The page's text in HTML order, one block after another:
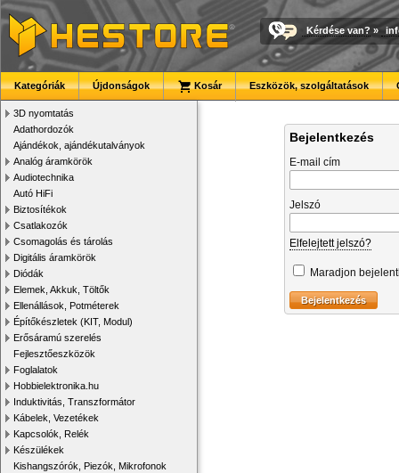
Kérdése van? »
Kategóriák Újdonságok Kosár Eszközök, szolgáltatások
3D nyomtatás
Adathordozók
Ajándékok, ajándékutalványok
Analóg áramkörök
Audiotechnika
Autó HiFi
Biztosítékok
Csatlakozók
Csomagolás és tárolás
Digitális áramkörök
Diódák
Elemek, Akkuk, Töltők
Ellenállások, Potméterek
Építőkészletek (KIT, Modul)
Erősáramú szerelés
Fejlesztőeszközök
Foglalatok
Hobbielektronika.hu
Induktivitás, Transzformátor
Kábelek, Vezetékek
Kapcsolók, Relék
Készülékek
Kishangszórók, Piezók, Mikrofonok
Bejelentkezés
E-mail cím
Jelszó
Elfelejtett jelszó?
Maradjon